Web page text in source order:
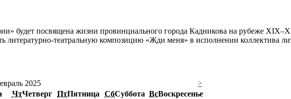
литературно-театральную композицию «Жди меня» в исполнении коллектива
2025
>
ЧтЧетверг ПтПятница СбСуббота ВсВоскресенье